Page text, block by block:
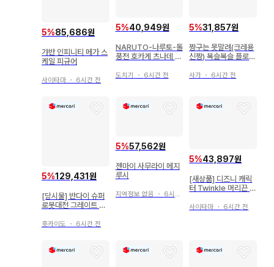
5%85,686원
갸반 인피니티 메가 스
케일 피규어
사이타마 ・ 6시간 전
5%40,949원
NARUTO-나루토-돌
풍전 호카게 츠나데 피
!!
도치기 ・ 6시간 전
5%31,857원
짱구는 못말려(크레용
신짱) 복슬복슬 플로키
사가 ・ 6시간 전
5%129,431원
[당시물] 반다이 슈퍼
로봇대전 그레이트 마
홋카이도 ・ 6시간 전
5%57,562원
젠마이 사무라이 메지
루시
지역정보 없음 ・ 6시간 전
5%43,897원
[새상품] 디즈니 캐릭
터 Twinkle 머리끈 7
사이타마 ・ 6시간 전